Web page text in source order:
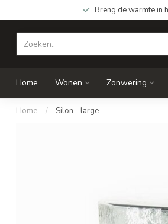
Breng de warmte in
Home Wonen Zonwering
Home / Silon - large